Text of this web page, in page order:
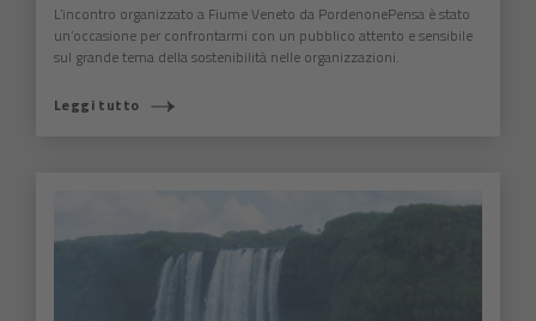
L’incontro organizzato a Fiume Veneto da PordenonePensa è stato
un’occasione per confrontarmi con un pubblico attento e sensibile
sul grande tema della sostenibilità nelle organizzazioni.
Leggi tutto